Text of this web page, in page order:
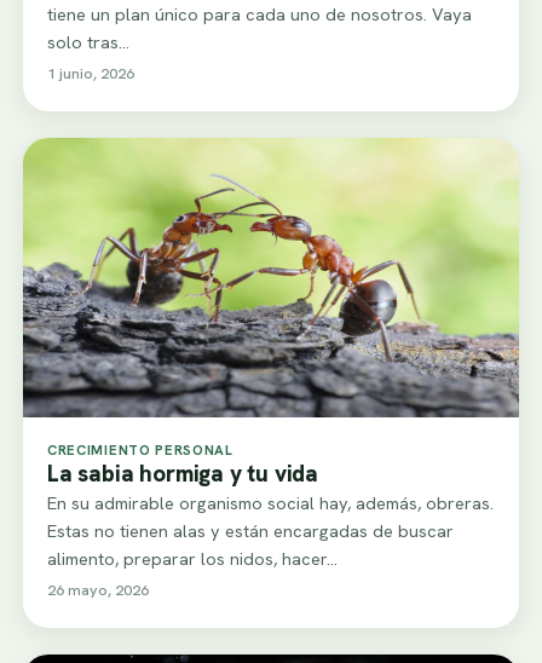
tiene un plan único para cada uno de nosotros. Vaya
solo tras…
1 junio, 2026
CRECIMIENTO PERSONAL
La sabia hormiga y tu vida
En su admirable organismo social hay, además, obreras.
Estas no tienen alas y están encargadas de buscar
alimento, preparar los nidos, hacer…
26 mayo, 2026